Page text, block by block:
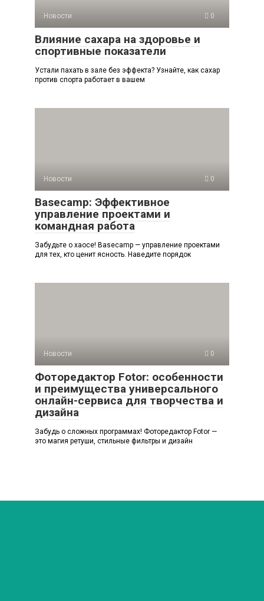
Новости 0
Влияние сахара на здоровье и
спортивные показатели
Устали пахать в зале без эффекта? Узнайте, как сахар
против спорта работает в вашем
Новости 0
Basecamp: Эффективное
управление проектами и
командная работа
Забудьте о хаосе! Basecamp — управление проектами
для тех, кто ценит ясность. Наведите порядок
Новости 0
Фоторедактор Fotor: особенности
и преимущества универсального
онлайн-сервиса для творчества и
дизайна
Забудь о сложных программах! Фоторедактор Fotor —
это магия ретуши, стильные фильтры и дизайн